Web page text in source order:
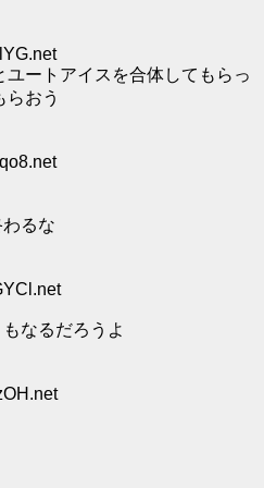
ユートアイスを合体してもらっ
おう
るな
なるだろうよ